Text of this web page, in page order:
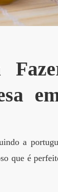
a
que é